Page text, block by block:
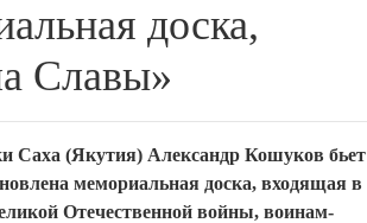
доска,
Славы»
Саха (Якутия) Александр Кошуков бьет
мемориальная доска, входящая в
Отечественной войны, воинам-